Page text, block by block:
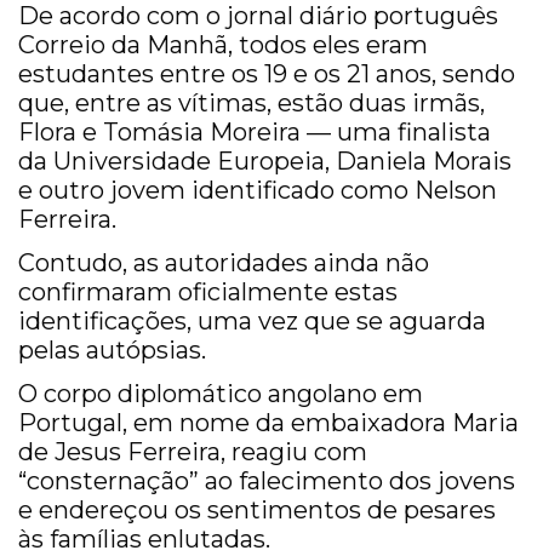
De acordo com o jornal diário português
Correio da Manhã, todos eles eram
estudantes entre os 19 e os 21 anos, sendo
que, entre as vítimas, estão duas irmãs,
Flora e Tomásia Moreira — uma finalista
da Universidade Europeia, Daniela Morais
e outro jovem identificado como Nelson
Ferreira.
Contudo, as autoridades ainda não
confirmaram oficialmente estas
identificações, uma vez que se aguarda
pelas autópsias.
O corpo diplomático angolano em
Portugal, em nome da embaixadora Maria
de Jesus Ferreira, reagiu com
“consternação” ao falecimento dos jovens
e endereçou os sentimentos de pesares
às famílias enlutadas.